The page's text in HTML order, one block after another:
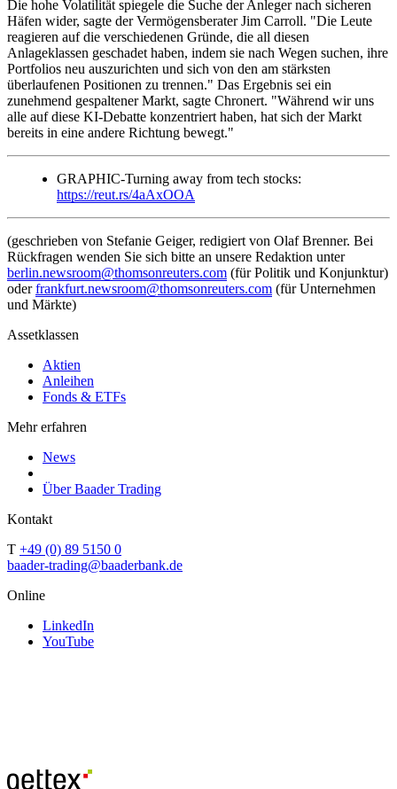
Die hohe Volatilität spiegele die Suche der Anleger nach sicheren
Häfen wider, sagte der Vermögensberater Jim Carroll. "Die Leute
reagieren auf die verschiedenen Gründe, die all diesen
Anlageklassen geschadet haben, indem sie nach Wegen suchen, ihre
Portfolios neu auszurichten und sich von den am stärksten
überlaufenen Positionen zu trennen." Das Ergebnis sei ein
zunehmend gespaltener Markt, sagte Chronert. "Während wir uns
alle auf diese KI-Debatte konzentriert haben, hat sich der Markt
bereits in eine andere Richtung bewegt."
GRAPHIC-Turning away from tech stocks:
https://reut.rs/4aAxOOA
(geschrieben von Stefanie Geiger, redigiert von Olaf Brenner. Bei
Rückfragen wenden Sie sich bitte an unsere Redaktion unter
berlin.newsroom@thomsonreuters.com (für Politik und Konjunktur)
oderfrankfurt.newsroom@thomsonreuters.com (für Unternehmen
und Märkte)
Assetklassen
Aktien
Anleihen
Fonds & ETFs
Mehr erfahren
News
Über Baader Trading
Kontakt
T +49 (0) 89 5150 0
baader-trading@baaderbank.de
Online
LinkedIn
YouTube